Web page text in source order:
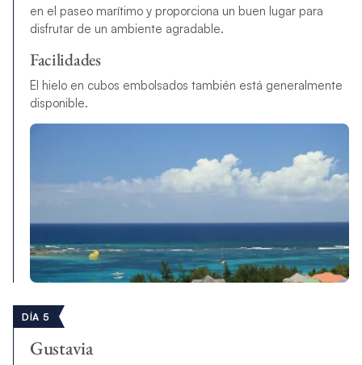
en el paseo marítimo y proporciona un buen lugar para
disfrutar de un ambiente agradable.
Facilidades
El hielo en cubos embolsados también está generalmente
disponible.
DÍA 5
Gustavia